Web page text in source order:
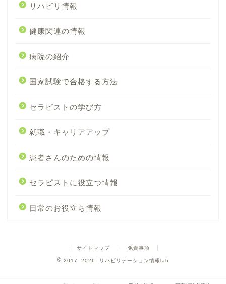
リハビリ情報
健康関連の情報
病院の紹介
国家試験で合格する方法
セラピストの学び方
就職・キャリアアップ
患者さんのための情報
セラピストに役立つ情報
日常のお役立ち情報
サイトマップ 免責事項
2017–2026 リハビリテーション情報lab